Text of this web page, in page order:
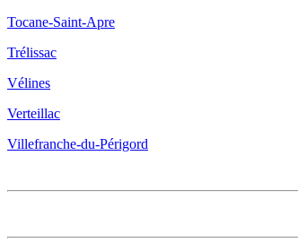
Tocane-Saint-Apre
Trélissac
Vélines
Verteillac
Villefranche-du-Périgord